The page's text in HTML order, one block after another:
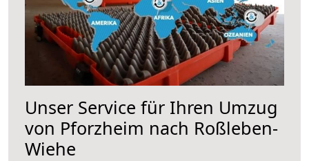
Unser Service für Ihren Umzug
von Pforzheim nach Roßleben-
Wiehe